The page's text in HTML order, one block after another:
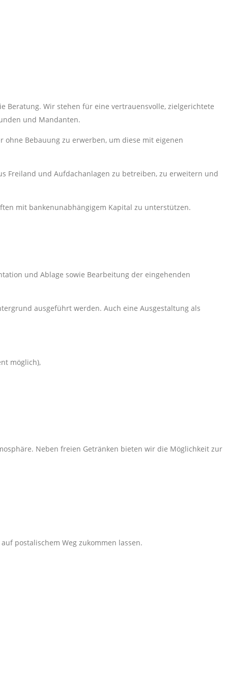
Beratung. Wir stehen für eine vertrauensvolle, zielgerichtete
und Mandanten.
ohne Bebauung zu erwerben, um diese mit eigenen
Freiland und Aufdachanlagen zu betreiben, zu erweitern und
mit bankenunabhängigem Kapital zu unterstützen.
und Ablage sowie Bearbeitung der eingehenden
ausgeführt werden. Auch eine Ausgestaltung als
möglich),
Neben freien Getränken bieten wir die Möglichkeit zur
postalischem Weg zukommen lassen.